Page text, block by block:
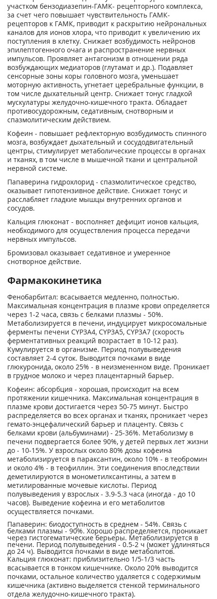
участком бензодиазепин-ГАМК- рецепторного комплекса,
за счет чего повышает чувствительность ГАМК-
рецепторов к ГАМК, приводит к раскрытию нейрональных
каналов для ионов хлора, что приводит к увеличению их
поступления в клетку. Снижает возбудимость нейронов
эпилептогенного очага и распространение нервных
импульсов. Проявляет антагонизм в отношении ряда
возбуждающих медиаторов (глутамат и др.). Подавляет
сенсорные зоны коры головного мозга, уменьшает
моторную активность, угнетает церебральные функции, в
том числе дыхательный центр. Снижает тонус гладкой
мускулатуры желудочно-кишечного тракта. Обладает
противосудорожным, седативным, снотворным и
спазмолитическим действием.
Кофеин - повышает рефлекторную возбудимость спинного
мозга, возбуждает дыхательный и сосудодвигательный
центры, стимулирует метаболические процессы в органах
и тканях, в том числе в мышечной ткани и центральной
нервной системе.
Папаверина гидрохлорид - спазмолитическое средство,
оказывает гипотензивное действие. Снижает тонус и
расслабляет гладкие мышцы внутренних органов и
сосудов.
Кальция глюконат - восполняет дефицит ионов кальция,
необходимого для осуществления процесса передачи
нервных импульсов.
Бромизовал оказывает седативное и умеренное
снотворное действие.
Фармакокинетика
Фенобарбитал: всасывается медленно, полностью.
Максимальная концентрация в плазме крови определяется
через 1-2 часа, связь с белками плазмы - 50%.
Метаболизируется в печени, индуцирует микросомальные
ферменты печени CYP3A4, CYP3A5, CYP3A7 (скорость
ферментативных реакций возрастает в 10-12 раз).
Кумулируется в организме. Период полувыведения
составляет 2-4 суток. Выводится почками в виде
глюкуронида, около 25% - в неизмененном виде. Проникает
в грудное молоко и через плацентарный барьер.
Кофеин: абсорбция - хорошая, происходит на всем
протяжении кишечника. Максимальная концентрация в
плазме крови достигается через 50-75 минут. Быстро
распределяется во всех органах и тканях, проникает через
гемато-энцефалический барьер и плаценту. Связь с
белками крови (альбуминами) - 25-36%. Метаболизму в
печени подвергается более 90%, у детей первых лет жизни
до - 10-15%. У взрослых около 80% дозы кофеина
метаболизируется в параксантин, около 10% - в теобромин
и около 4% - в теофиллин. Эти соединения впоследствии
деметилируются в монометилксантины, а затем в
метилированные мочевые кислоты. Период
полувыведения у взрослых - 3.9-5.3 часа (иногда - до 10
часов). Выведение кофеина и его метаболитов
осуществляется почками.
Папаверин: биодоступность в среднем - 54%. Связь с
белками плазмы - 90%. Хорошо распределяется, проникает
через гистогематические берьеры. Метаболизируется в
печени. Период полувыведения - 0.5-2 ч (может удлиняться
до 24 ч). Выводится почками в виде метаболитов.
Кальция глюконат: приблизительно 1/5-1/3 часть
всасывается в тонком кишечнике. Около 20% выводится
почками, остальное количество удаляется с содержимым
кишечника (активно выделяется стенкой терминального
отдела желудочно-кишечного тракта).